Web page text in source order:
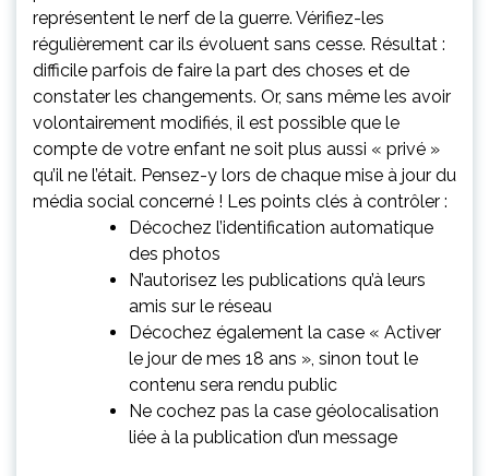
représentent le nerf de la guerre. Vérifiez-les
régulièrement car ils évoluent sans cesse. Résultat :
difficile parfois de faire la part des choses et de
constater les changements. Or, sans même les avoir
volontairement modifiés, il est possible que le
compte de votre enfant ne soit plus aussi « privé »
qu’il ne l’était. Pensez-y lors de chaque mise à jour du
média social concerné ! Les points clés à contrôler :
Décochez l’identification automatique
des photos
N’autorisez les publications qu’à leurs
amis sur le réseau
Décochez également la case « Activer
le jour de mes 18 ans », sinon tout le
contenu sera rendu public
Ne cochez pas la case géolocalisation
liée à la publication d’un message